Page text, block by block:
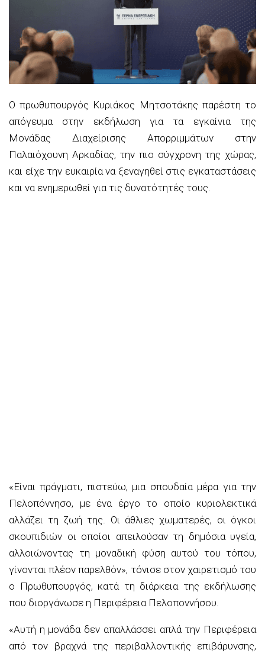
Ο πρωθυπουργός Κυριάκος Μητσοτάκης παρέστη το
απόγευμα στην εκδήλωση για τα εγκαίνια της
Μονάδας Διαχείρισης Απορριμμάτων στην
Παλαιόχουνη Αρκαδίας, την πιο σύγχρονη της χώρας,
και είχε την ευκαιρία να ξεναγηθεί στις εγκαταστάσεις
και να ενημερωθεί για τις δυνατότητές τους.
«Είναι πράγματι, πιστεύω, μια σπουδαία μέρα για την
Πελοπόννησο, με ένα έργο το οποίο κυριολεκτικά
αλλάζει τη ζωή της. Οι άθλιες χωματερές, οι όγκοι
σκουπιδιών οι οποίοι απειλούσαν τη δημόσια υγεία,
αλλοιώνοντας τη μοναδική φύση αυτού του τόπου,
γίνονται πλέον παρελθόν», τόνισε στον χαιρετισμό του
ο Πρωθυπουργός, κατά τη διάρκεια της εκδήλωσης
που διοργάνωσε η Περιφέρεια Πελοποννήσου.
«Αυτή η μονάδα δεν απαλλάσσει απλά την Περιφέρεια
από τον βραχνά της περιβαλλοντικής επιβάρυνσης,